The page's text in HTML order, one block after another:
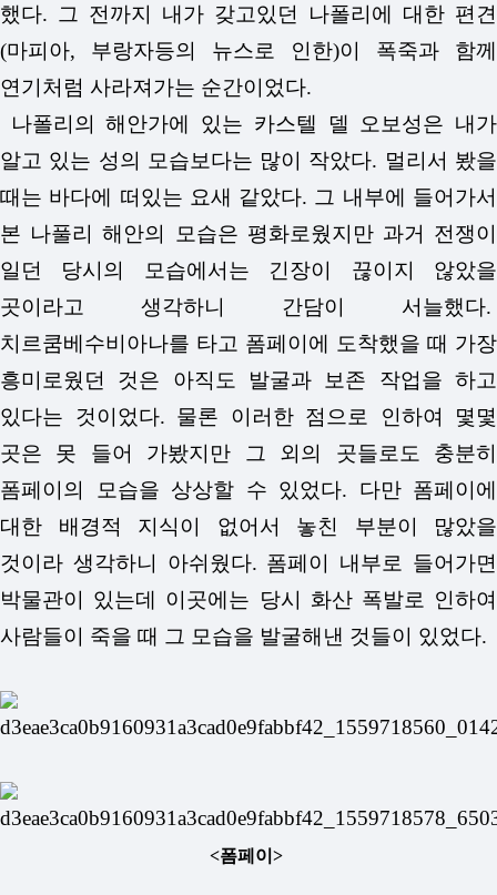
했다. 그 전까지 내가 갖고있던 나폴리에 대한 편견
(마피아, 부랑자등의 뉴스로 인한)이 폭죽과 함께
연기처럼 사라져가는 순간이었다.
나폴리의 해안가에 있는 카스텔 델 오보성은 내가
알고 있는 성의 모습보다는 많이 작았다. 멀리서 봤을
때는 바다에 떠있는 요새 같았다. 그 내부에 들어가서
본 나풀리 해안의 모습은 평화로웠지만 과거 전쟁이
일던 당시의 모습에서는 긴장이 끊이지 않았을
곳이라고 생각하니 간담이 서늘했다.
치르쿰베수비아나를 타고 폼페이에 도착했을 때 가장
흥미로웠던 것은 아직도 발굴과 보존 작업을 하고
있다는 것이었다. 물론 이러한 점으로 인하여 몇몇
곳은 못 들어 가봤지만 그 외의 곳들로도 충분히
폼페이의 모습을 상상할 수 있었다. 다만 폼페이에
대한 배경적 지식이 없어서 놓친 부분이 많았을
것이라 생각하니 아쉬웠다. 폼페이 내부로 들어가면
박물관이 있는데 이곳에는 당시 화산 폭발로 인하여
사람들이 죽을 때 그 모습을 발굴해낸 것들이 있었다.
<폼페이>